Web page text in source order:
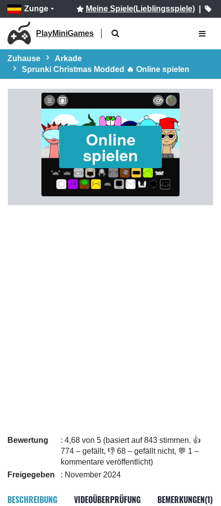
Zunge Meine Spiele(Lieblingsspiele)|
PlayMiniGames
Zuhause
Arkade
Sprunki Christmas Modded 🔥 Online spielen
Online
spielen
Bewertung
: 4,68 von 5 (basiert auf 843 stimmen. 👍
774 – gefällt, 👎 68 – gefällt nicht, 💬 1 –
kommentare veröffentlicht)
Freigegeben
: November 2024
BESCHREIBUNG VIDEOÜBERPRÜFUNG BEMERKUNGEN(1)